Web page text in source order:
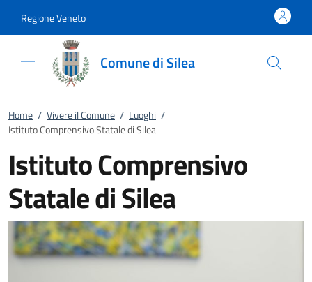
Regione Veneto
Comune di Silea
Home / Vivere il Comune / Luoghi /
Istituto Comprensivo Statale di Silea
Istituto Comprensivo
Statale di Silea